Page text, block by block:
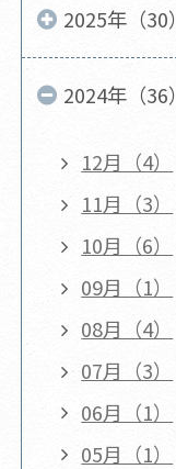
2025年（30）
2024年（36）
12月（4）
11月（3）
10月（6）
09月（1）
08月（4）
07月（3）
06月（1）
05月（1）